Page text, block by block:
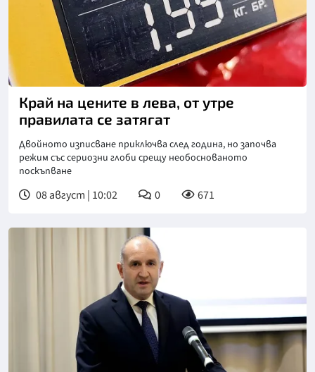
Снимка: БНТ
Край на цените в лева, от утре
правилата се затягат
Двойното изписване приключва след година, но започва
режим със сериозни глоби срещу необоснованото
поскъпване
08 август | 10:02 0 671